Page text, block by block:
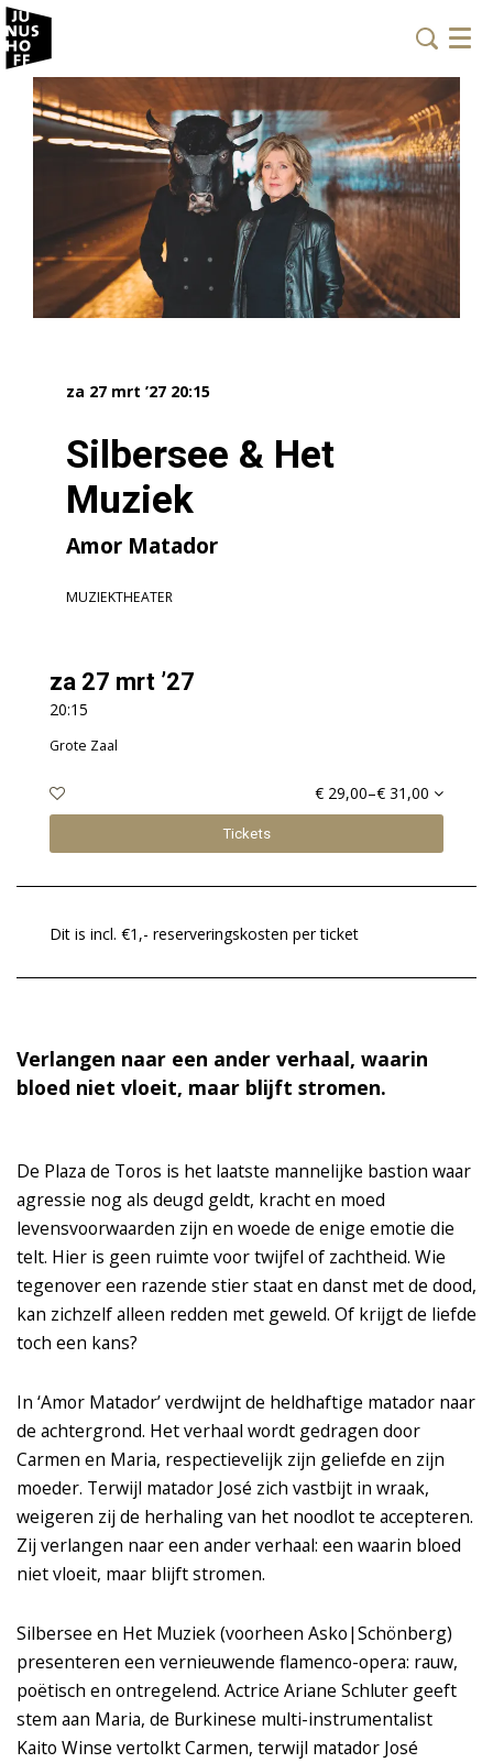
Menu
Silbersee & Het
Muziek
Amor Matador
za 27 mrt ’27 20:15
MUZIEKTHEATER
za 27 mrt ’27
20:15
Grote Zaal
€ 29,00–€ 31,00
Tickets
Dit is incl. €1,- reserveringskosten per ticket
Verlangen naar een ander verhaal, waarin
bloed niet vloeit, maar blijft stromen.
De Plaza de Toros is het laatste mannelijke bastion waar
agressie nog als deugd geldt, kracht en moed
levensvoorwaarden zijn en woede de enige emotie die
telt. Hier is geen ruimte voor twijfel of zachtheid. Wie
tegenover een razende stier staat en danst met de dood,
kan zichzelf alleen redden met geweld. Of krijgt de liefde
toch een kans?
In ‘Amor Matador’ verdwijnt de heldhaftige matador naar
de achtergrond. Het verhaal wordt gedragen door
Carmen en Maria, respectievelijk zijn geliefde en zijn
moeder. Terwijl matador José zich vastbijt in wraak,
weigeren zij de herhaling van het noodlot te accepteren.
Zij verlangen naar een ander verhaal: een waarin bloed
niet vloeit, maar blijft stromen.
Silbersee en Het Muziek (voorheen Asko|Schönberg)
presenteren een vernieuwende flamenco-opera: rauw,
poëtisch en ontregelend. Actrice Ariane Schluter geeft
stem aan Maria, de Burkinese multi-instrumentalist
Kaito Winse vertolkt Carmen, terwijl matador José